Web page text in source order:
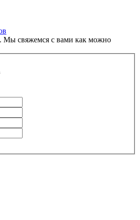
Мы свяжемся с вами как можно